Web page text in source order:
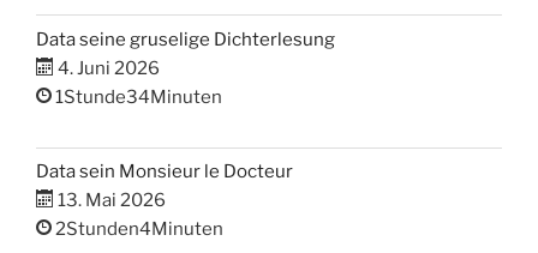
Data seine gruselige Dichterlesung
4. Juni 2026
1Stunde34Minuten
Data sein Monsieur le Docteur
13. Mai 2026
2Stunden4Minuten